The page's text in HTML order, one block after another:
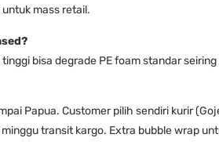
mass retail.
bisa degrade PE foam standar
Papua. Customer pilih sendiri kurir
transit kargo. Extra bubble wrap